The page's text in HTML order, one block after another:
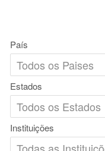
País
Estados
Instituições